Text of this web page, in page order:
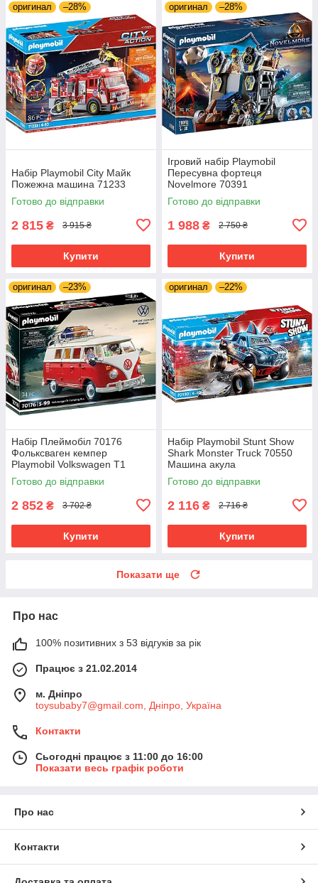
оригинал –28%
Набір Playmobil City Майк
Пожежна машина 71233
Готово до відправки
2 815 ₴ 3 915 ₴
Купити
оригинал –28%
Ігровий набір Playmobil
Пересувна фортеця
Novelmore 70391
Готово до відправки
1 988 ₴ 2 750 ₴
Купити
оригинал –23%
Набір Плеймобіл 70176
Фольксваген кемпер
Playmobil Volkswagen T1
Готово до відправки
2 852 ₴ 3 702 ₴
Купити
оригинал –22%
Набір Playmobil Stunt Show
Shark Monster Truck 70550
Машина акула
Готово до відправки
2 116 ₴ 2 716 ₴
Купити
Показати ще
Про нас
100% позитивних з 53 відгуків за рік
Працює з 21.02.2014
м. Дніпро
toysubaby7@gmail.com, Дніпро, Україна
Контакти
Сьогодні працює з 11:00 до 16:00
Показати весь графік роботи
Про нас
Контакти